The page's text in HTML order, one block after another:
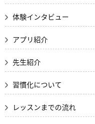
体験インタビュー
アプリ紹介
先生紹介
習慣化について
レッスンまでの流れ